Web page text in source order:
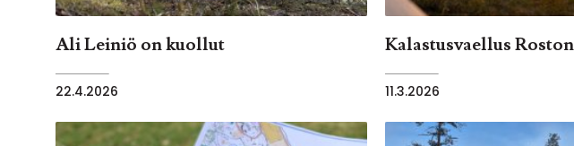
Ali Leiniö on kuollut
22.4.2026
Kalastusvaellus
11.3.2026